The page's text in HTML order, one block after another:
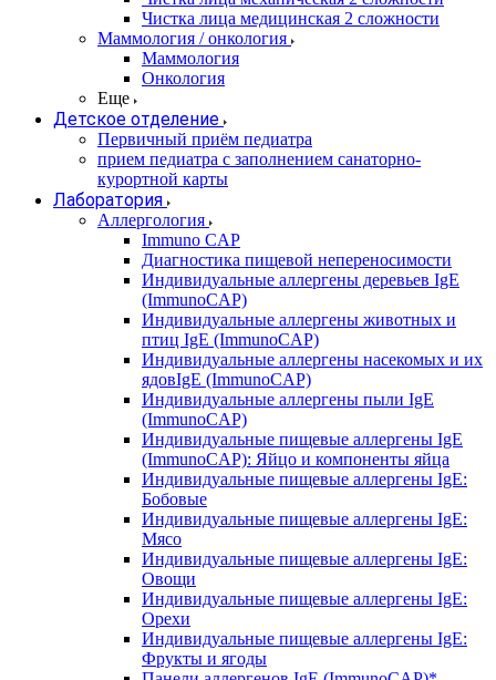
Чистка лица медицинская 2 сложности
Маммология / онкология
Маммология
Онкология
Еще
Детское отделение
Первичный приём педиатра
прием педиатра с заполнением санаторно-
курортной карты
Лаборатория
Аллергология
Immuno CAP
Диагностика пищевой непереносимости
Индивидуальные аллергены деревьев IgE
(ImmunoCAP)
Индивидуальные аллергены животных и
птиц IgE (ImmunoCAP)
Индивидуальные аллергены насекомых и их
ядовIgE (ImmunoCAP)
Индивидуальные аллергены пыли IgE
(ImmunoCAP)
Индивидуальные пищевые аллергены IgE
(ImmunoCAP): Яйцо и компоненты яйца
Индивидуальные пищевые аллергены IgE:
Бобовые
Индивидуальные пищевые аллергены IgE:
Мясо
Индивидуальные пищевые аллергены IgE:
Овощи
Индивидуальные пищевые аллергены IgE:
Орехи
Индивидуальные пищевые аллергены IgE:
Фрукты и ягоды